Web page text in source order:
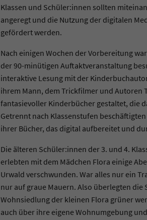
Klassen und Schüler:innen sollten
angeregt und die Nutzung der digitalen
gefördert werden.
Nach einigen Wochen der Vorbereitung
der 90-minütigen Auftaktveranstaltung
interaktive Lesung mit der
ihrem Mann, dem Trickfilmer und Autoren
fantasievoller Kinderbücher gestaltet, die
Getrennt nach Klassenstufen
ihrer Bücher, das digital aufbereitet und
Die älteren Schüler:innen der 3. und 4.
erlebten mit dem Mädchen Flora einige
Urwald verschwunden. War alles nur ein
nur auf graue Mauern. Also überlegten
Wohnsiedlung der kleinen Flora grüner
auch über ihre eigene Wohnumgebung